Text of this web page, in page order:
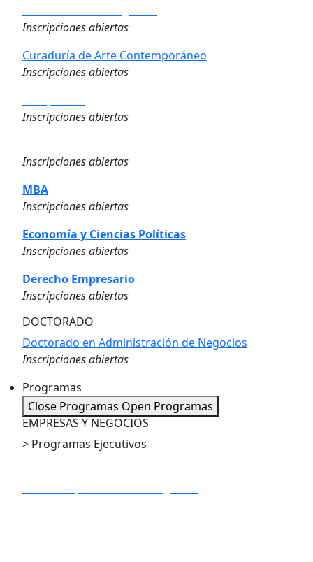
Inscripciones abiertas
Curaduría de Arte Contemporáneo
Inscripciones abiertas
Inscripciones abiertas
Inscripciones abiertas
MBA
Inscripciones abiertas
Economía y Ciencias Políticas
Inscripciones abiertas
Derecho Empresario
Inscripciones abiertas
DOCTORADO
Doctorado en Administración de Negocios
Inscripciones abiertas
Programas
Close Programas Open Programas
EMPRESAS Y NEGOCIOS
> Programas Ejecutivos